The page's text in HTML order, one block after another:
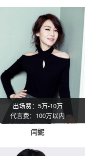
出场费：5万-10万
代言费：100万以内
闫妮